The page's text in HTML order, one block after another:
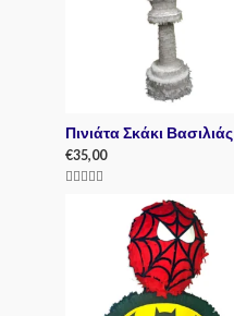
Πινιάτα Σκάκι Βασιλιάς
€35,00